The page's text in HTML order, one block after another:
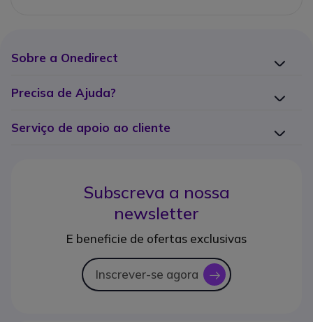
Sobre a Onedirect
Precisa de Ajuda?
Serviço de apoio ao cliente
Subscreva a nossa
newsletter
E beneficie de ofertas exclusivas
Inscrever-se agora icon